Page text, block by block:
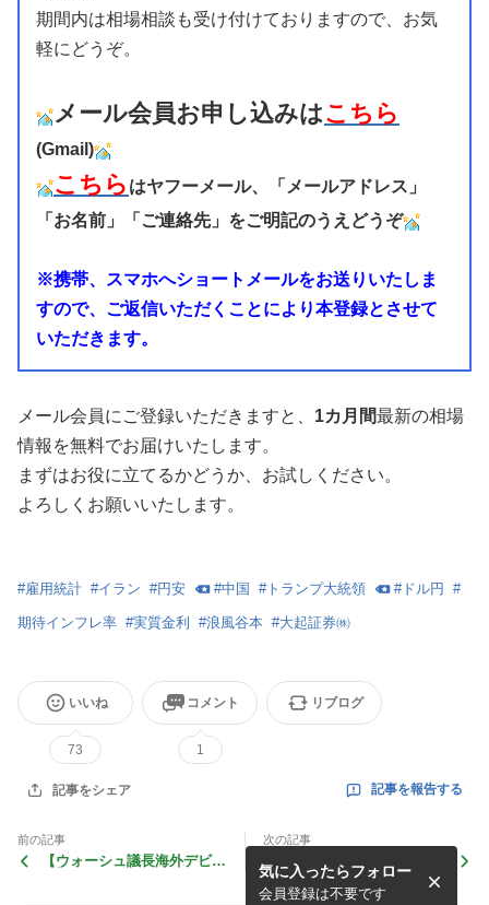
期間内は相場相談も受け付けておりますので、お気
軽にどうぞ。
メール会員お申し込みはこちら
(Gmail)
こちら はヤフーメール、「メールアドレス」
「お名前」「ご連絡先」をご明記のうえどうぞ
※携帯、スマホへショートメールをお送りいたしま
すので、ご返信いただくことにより本登録とさせて
いただきます。
メール会員にご登録いただきますと、 1カ月間最新の相場
情報を無料でお届けいたします。
まずはお役に立てるかどうか、お試しください。
よろしくお願いいたします。
#雇用統計 #イラン #円安 #中国 #トランプ大統領 #ドル円 #
期待インフレ率 #実質金利 #浪風谷本 #大起証券㈱
いいね
73
コメント
1
リブログ
記事をシェア 記事を報告する
前の記事
【ウォーシュ議長海外デビュ
次の記事
JPX金、白金取組(6/30)
気に入ったらフォロー
会員登録は不要です